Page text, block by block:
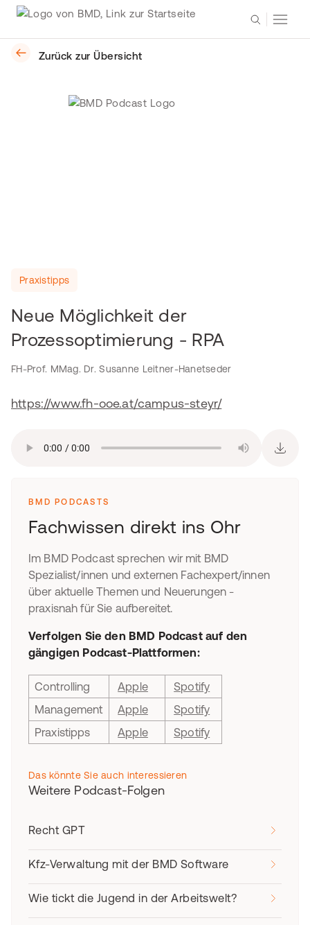
Zurück zur Übersicht
Praxistipps
Neue Möglichkeit der
Prozessoptimierung - RPA
FH-Prof. MMag. Dr. Susanne Leitner-Hanetseder
https://www.fh-ooe.at/campus-steyr/
BMD PODCASTS
Fachwissen direkt ins Ohr
Im BMD Podcast sprechen wir mit BMD
Spezialist/innen und externen Fachexpert/innen
über aktuelle Themen und Neuerungen -
praxisnah für Sie aufbereitet.
Verfolgen Sie den BMD Podcast auf den
gängigen Podcast-Plattformen:
Controlling Apple
Spotify
Management
Apple
Spotify
Praxistipps
Apple Spotify
Das könnte Sie auch interessieren
Weitere Podcast-Folgen
Recht GPT
Kfz-Verwaltung mit der BMD Software
Wie tickt die Jugend in der Arbeitswelt?